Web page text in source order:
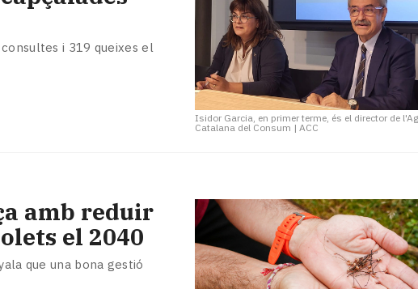
Isidor Garcia, en primer terme, és el director de
Catalana del Consum | ACC
consultes i 319 queixes el
amb reduir
el 2040
que una bona gestió